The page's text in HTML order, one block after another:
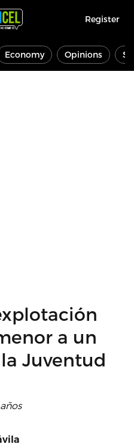
Register
Economy Opinions
a un
Juventud